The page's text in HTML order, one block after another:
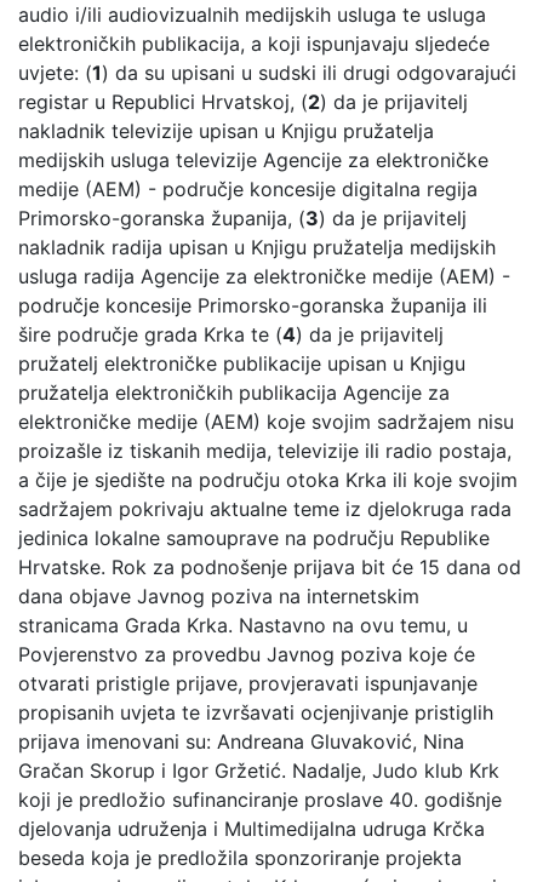
audio i/ili audiovizualnih medijskih usluga te usluga
elektroničkih publikacija, a koji ispunjavaju sljedeće
uvjete: (1) da su upisani u sudski ili drugi odgovarajući
registar u Republici Hrvatskoj, (2) da je prijavitelj
nakladnik televizije upisan u Knjigu pružatelja
medijskih usluga televizije Agencije za elektroničke
medije (AEM) - područje koncesije digitalna regija
Primorsko-goranska županija, (3) da je prijavitelj
nakladnik radija upisan u Knjigu pružatelja medijskih
usluga radija Agencije za elektroničke medije (AEM) -
područje koncesije Primorsko-goranska županija ili
šire područje grada Krka te (4) da je prijavitelj
pružatelj elektroničke publikacije upisan u Knjigu
pružatelja elektroničkih publikacija Agencije za
elektroničke medije (AEM) koje svojim sadržajem nisu
proizašle iz tiskanih medija, televizije ili radio postaja,
a čije je sjedište na području otoka Krka ili koje svojim
sadržajem pokrivaju aktualne teme iz djelokruga rada
jedinica lokalne samouprave na području Republike
Hrvatske. Rok za podnošenje prijava bit će 15 dana od
dana objave Javnog poziva na internetskim
stranicama Grada Krka. Nastavno na ovu temu, u
Povjerenstvo za provedbu Javnog poziva koje će
otvarati pristigle prijave, provjeravati ispunjavanje
propisanih uvjeta te izvršavati ocjenjivanje pristiglih
prijava imenovani su: Andreana Gluvaković, Nina
Gračan Skorup i Igor Gržetić. Nadalje, Judo klub Krk
koji je predložio sufinanciranje proslave 40. godišnje
djelovanja udruženja i Multimedijalna udruga Krčka
beseda koja je predložila sponzoriranje projekta